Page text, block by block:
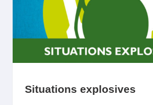
Situations explosives